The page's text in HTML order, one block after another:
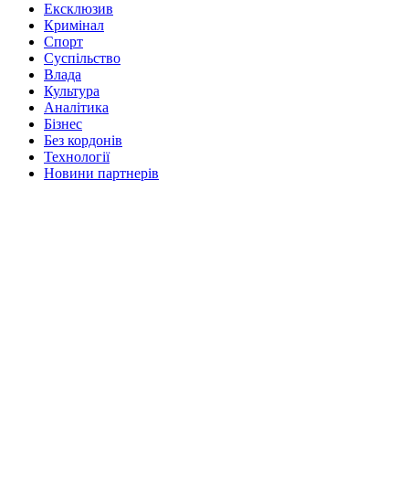
Ексклюзив
Кримінал
Спорт
Суспільство
Влада
Культура
Аналітика
Бізнес
Без кордонів
Технології
Новини партнерів